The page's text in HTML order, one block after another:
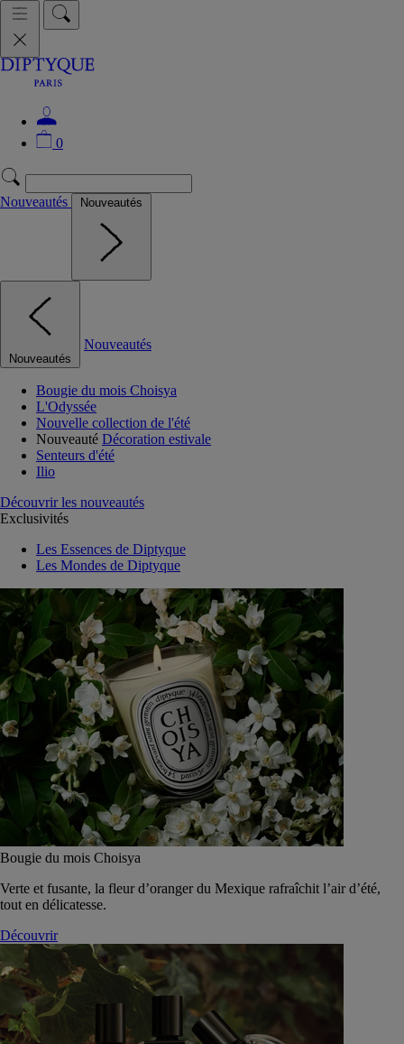
0
Nouveautés Nouveautés
Nouveautés
Nouveautés
Bougie du mois Choisya
L'Odyssée
Nouvelle collection de l'été
Nouveauté Décoration estivale
Senteurs d'été
Ilio
Découvrir les nouveautés
Exclusivités
Les Essences de Diptyque
Les Mondes de Diptyque
Bougie du mois Choisya
Verte et fusante, la fleur d’oranger du Mexique rafraîchit l’air d’été,
tout en délicatesse.
Découvrir